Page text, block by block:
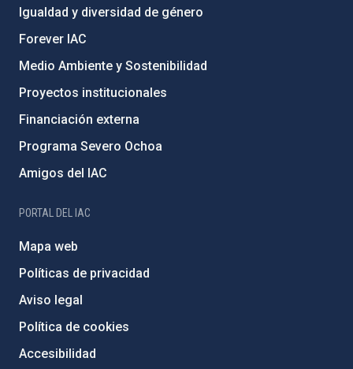
Igualdad y diversidad de género
Forever IAC
Medio Ambiente y Sostenibilidad
Proyectos institucionales
Financiación externa
Programa Severo Ochoa
Amigos del IAC
PORTAL DEL IAC
Mapa web
Políticas de privacidad
Aviso legal
Política de cookies
Accesibilidad